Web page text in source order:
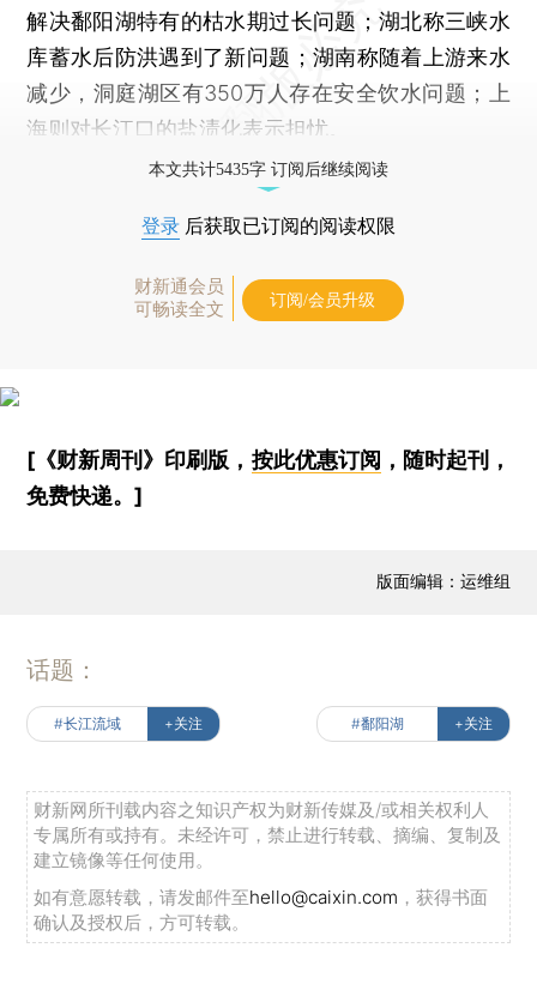
解决鄱阳湖特有的枯水期过长问题；湖北称三峡水
库蓄水后防洪遇到了新问题；湖南称随着上游来水
减少，洞庭湖区有350万人存在安全饮水问题；上
海则对长江口的盐渍化表示担忧。
本文共计5435字 订阅后继续阅读
登录 后获取已订阅的阅读权限
财新通会员
可畅读全文
订阅/会员升级
[《财新周刊》印刷版， 按此优惠订阅 ，随时起刊，
免费快递。]
版面编辑：运维组
话题：
#长江流域 +关注 #鄱阳湖 +关注
财新网所刊载内容之知识产权为财新传媒及/或相关权利人
专属所有或持有。未经许可，禁止进行转载、摘编、复制及
建立镜像等任何使用。
如有意愿转载，请发邮件至hello@caixin.com ，获得书面
确认及授权后，方可转载。